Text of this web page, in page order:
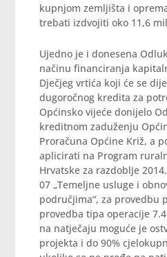
kupnjom zemljišta i
trebati izdvojiti oko 11,6
Ujedno je i donesena
načinu financiranja
Dječjeg vrtića koji će se
dugoročnog kredita za
Općinsko vijeće donijelo
kreditnom zaduženju
Proračuna Općine Križ, a
aplicirati na Program
Hrvatske za razdoblje
07 „Temeljne usluge i
područjima“, za provedbu
provedba tipa operacije
na natječaju moguće je
projekta i do 90%